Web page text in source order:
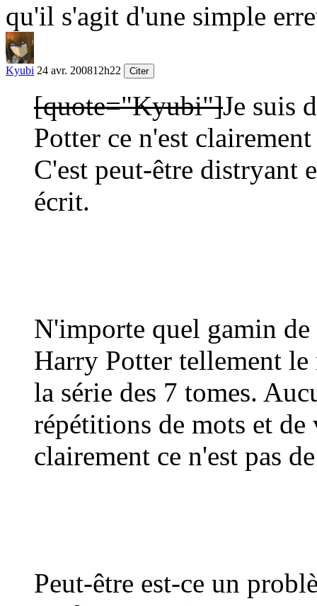
qu'il s'agit d'une simple
Kyubi 24 avr. 200812h22 Citer
[quote="Kyubi"]Je suis
Potter ce n'est
C'est peut-être distryant
écrit.
N'importe quel gamin de
Harry Potter tellement le
la série des 7 tomes.
répétitions de mots et de
clairement ce n'est pas
Peut-être est-ce un